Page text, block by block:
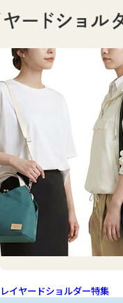
レイヤードショルダー特集